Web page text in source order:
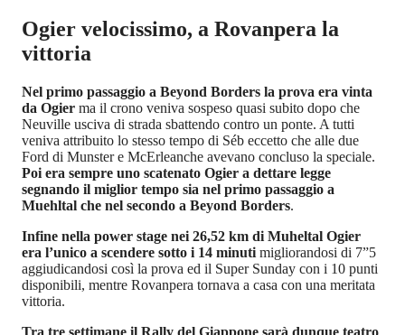
Ogier velocissimo, a Rovanpera la
vittoria
Nel primo passaggio a Beyond Borders la prova era vinta
da Ogier ma il crono veniva sospeso quasi subito dopo che
Neuville usciva di strada sbattendo contro un ponte. A tutti
veniva attribuito lo stesso tempo di Séb eccetto che alle due
Ford di Munster e McErleanche avevano concluso la speciale.
Poi era sempre uno scatenato Ogier a dettare legge
segnando il miglior tempo sia nel primo passaggio a
Muehltal che nel secondo a Beyond Borders.
Infine nella power stage nei 26,52 km di Muheltal Ogier
era l’unico a scendere sotto i 14 minuti migliorandosi di 7”5
aggiudicandosi così la prova ed il Super Sunday con i 10 punti
disponibili, mentre Rovanpera tornava a casa con una meritata
vittoria.